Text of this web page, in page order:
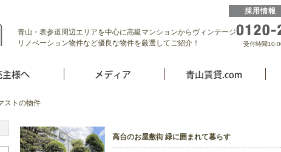
青山・表参道周辺エリアを中心に高級マンションからヴィンテージ、
リノベーション物件など優良な物件を厳選してご紹介！
採用情報
受付時間
ストの物件
高台のお屋敷街 緑に囲まれて暮らす